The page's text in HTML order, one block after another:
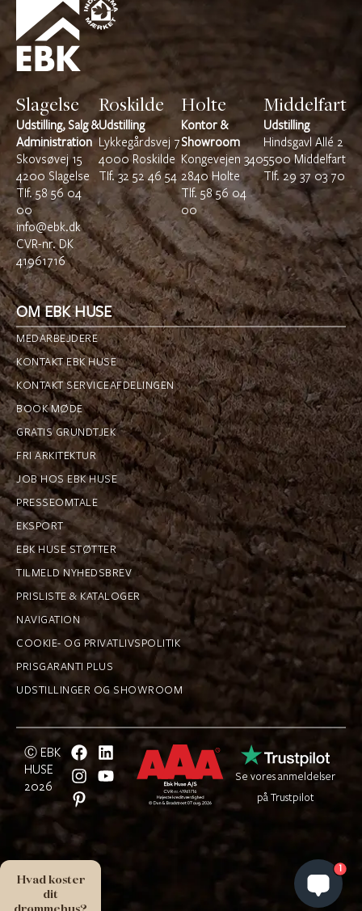
Slagelse
Udstilling, Salg &
Administration
Skovsøvej 15
4200 Slagelse
TIf.58 56 04
00
info@ebk.dk
CVR-nr. DK
41961716
Roskilde
Udstilling
Lykkegårdsvej 7
4000 Roskilde
TIf.32 52 46 54
Holte
Kontor &
Showroom
Kongevejen 340
2840 Holte
Tlf. 58 56 04
00
Middelfart
Udstilling
Hindsgavl Allé 2
5500 Middelfart
TIf.29 37 03 70
OM EBK HUSE
MEDARBEJDERE
KONTAKT EBK HUSE
KONTAKT SERVICEAFDELINGEN
BOOK MØDE
GRATIS GRUNDTJEK
FRI ARKITEKTUR
JOB HOS EBK HUSE
PRESSEOMTALE
EKSPORT
EBK HUSE STØTTER
TILMELD NYHEDSBREV
PRISLISTE & KATALOGER
NAVIGATION
COOKIE- OG PRIVATLIVSPOLITIK
PRISGARANTI PLUS
UDSTILLINGER OG SHOWROOM
Ⓒ EBK
HUSE
2026
Se vores anmeldelser
på Trustpilot
1
Hvad koster
dit